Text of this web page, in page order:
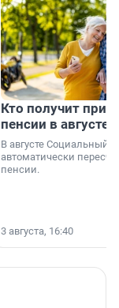
Кто получит
пенсии в августе
В августе Социальный
автоматически
пенсии.
3 августа, 16:40